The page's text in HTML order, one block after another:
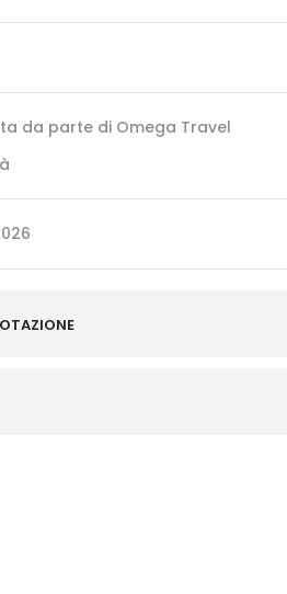
da parte di Omega Travel